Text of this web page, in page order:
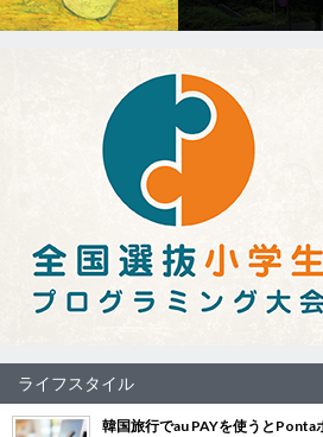
ライフスタイル
韓国旅行でau PAYを使うと